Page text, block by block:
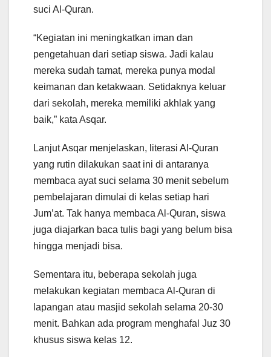
suci Al-Quran.
“Kegiatan ini meningkatkan iman dan
pengetahuan dari setiap siswa. Jadi kalau
mereka sudah tamat, mereka punya modal
keimanan dan ketakwaan. Setidaknya keluar
dari sekolah, mereka memiliki akhlak yang
baik,” kata Asqar.
Lanjut Asqar menjelaskan, literasi Al-Quran
yang rutin dilakukan saat ini di antaranya
membaca ayat suci selama 30 menit sebelum
pembelajaran dimulai di kelas setiap hari
Jum’at. Tak hanya membaca Al-Quran, siswa
juga diajarkan baca tulis bagi yang belum bisa
hingga menjadi bisa.
Sementara itu, beberapa sekolah juga
melakukan kegiatan membaca Al-Quran di
lapangan atau masjid sekolah selama 20-30
menit. Bahkan ada program menghafal Juz 30
khusus siswa kelas 12.